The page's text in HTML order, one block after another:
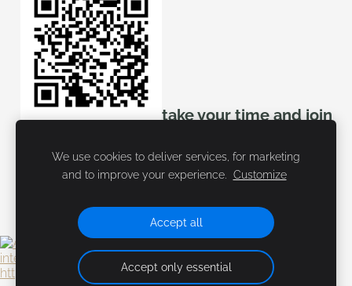
take your time and join
https://tidd.ly/3ViXfvZ
We use cookies to deliver services, for marketing
and to improve your experience.
Customize
Accept all
Accept only essential